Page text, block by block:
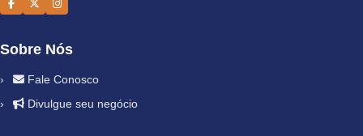
Sobre Nós
Fale Conosco
Divulgue seu negócio